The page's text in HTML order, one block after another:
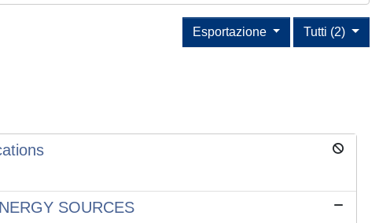
Tutti (2)
Esportazione
SOURCES